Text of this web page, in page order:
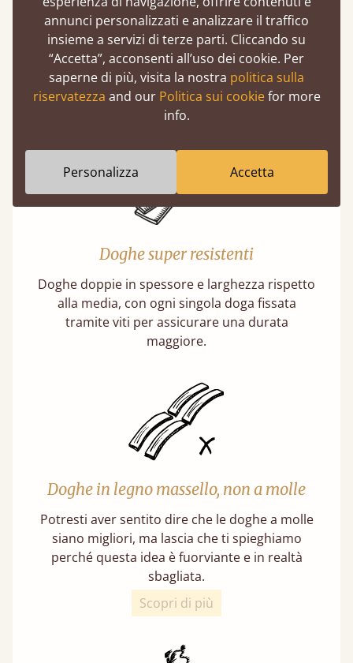
Resistenza eccezionale
I nostri letti possono sopportare in media un
peso di 474 kg, equivalenti a circa 75 stone.
Questo corrisponde al peso di 5 adulti
contemporaneamente.
Doghe super resistenti
Doghe doppie in spessore e larghezza rispetto
alla media, con ogni singola doga fissata
tramite viti per assicurare una durata
maggiore.
Doghe in legno massello, non a molle
Potresti aver sentito dire che le doghe a molle
siano migliori, ma lascia che ti spieghiamo
perché questa idea è fuorviante e in realtà
sbagliata.
Scopri di più
annunci personalizzati e analizzare il traffico
insieme a servizi di terze parti. Cliccando su
“Accetta”, acconsenti all’uso dei cookie. Per
saperne di più, visita la nostra politica sulla
riservatezza and our Politica sui cookiefor more
info.
Personalizza Accetta